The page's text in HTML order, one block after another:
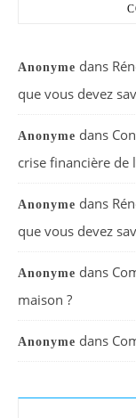
Anonyme dans
que vous devez
Anonyme dans
crise financière de
Anonyme dans
que vous devez
Anonyme dans
maison ?
Anonyme dans